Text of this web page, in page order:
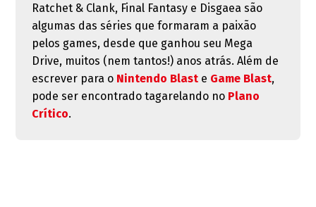
Ratchet & Clank, Final Fantasy e Disgaea são
algumas das séries que formaram a paixão
pelos games, desde que ganhou seu Mega
Drive, muitos (nem tantos!) anos atrás. Além de
escrever para o Nintendo Blaste Game Blast,
pode ser encontrado tagarelando no Plano
Crítico.